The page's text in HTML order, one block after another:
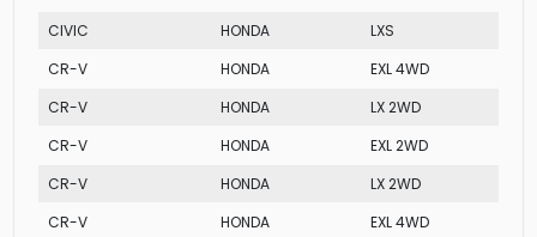
CIVIC
HONDA
LXS
CR-V
HONDA
EXL 4WD
CR-V
HONDA
LX 2WD
CR-V
HONDA
EXL 2WD
CR-V
HONDA
LX 2WD
CR-V
HONDA EXL 4WD